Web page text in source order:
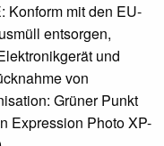
Konform mit den EU-
entsorgen,
und
von
Grüner Punkt
Expression Photo XP-